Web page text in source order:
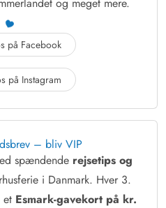
på Facebook
på Instagram
– bliv VIP
spændende rejsetips og
i Danmark. Hver 3.
et Esmark-gavekort på kr.